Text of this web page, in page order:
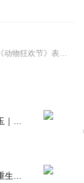
音乐：出自卡米尔·圣-桑的音乐故事《动物狂欢节》表演：捷克广播交响乐团指挥：安德烈·莱纳德卡米尔·圣-桑，1835年10月9日生于巴黎。作为音乐家，他取得了巨大...